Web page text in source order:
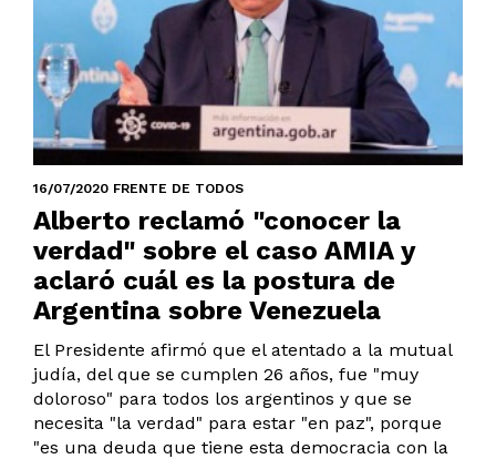
16/07/2020 FRENTE DE TODOS
Alberto reclamó "conocer la
verdad" sobre el caso AMIA y
aclaró cuál es la postura de
Argentina sobre Venezuela
El Presidente afirmó que el atentado a la mutual
judía, del que se cumplen 26 años, fue "muy
doloroso" para todos los argentinos y que se
necesita "la verdad" para estar "en paz", porque
"es una deuda que tiene esta democracia con la